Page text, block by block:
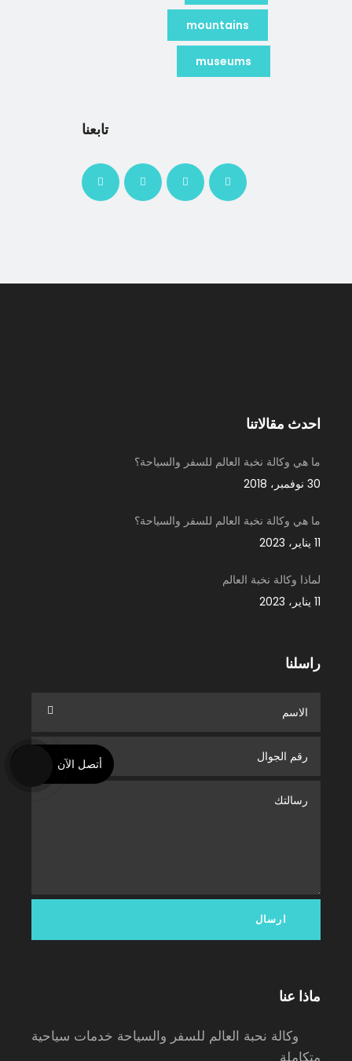
mountains
museums
تابعنا
احدث مقالاتنا
ما هي وكالة نخبة العالم للسفر والسياحة؟
30 نوفمبر، 2018
ما هي وكالة نخبة العالم للسفر والسياحة؟
11 يناير، 2023
لماذا وكالة نخبة العالم
11 يناير، 2023
راسلنا
ماذا عنا
وكالة نحبة العالم للسفر والسياحة خدمات سياحية
متكاملة
أتصل الآن